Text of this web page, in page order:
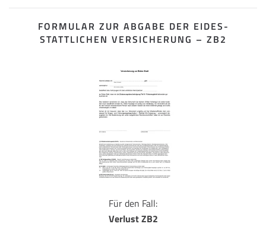
FORMULAR ZUR ABGABE DER EIDES­
STATTLICHEN VERSICHERUNG – ZB2
Für den Fall:
Verlust ZB2